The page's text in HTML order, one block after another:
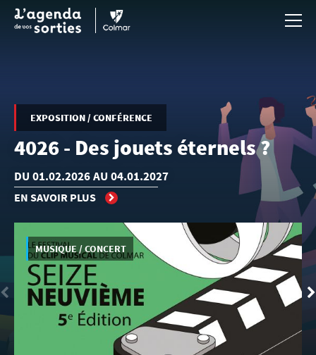
Aller au contenu principal
EXPOSITION / CONFÉRENCE
4026 - Des jouets éternels ?
DU 01.02.2026 AU 04.01.2027
EN SAVOIR PLUS
MUSIQUE / CONCERT